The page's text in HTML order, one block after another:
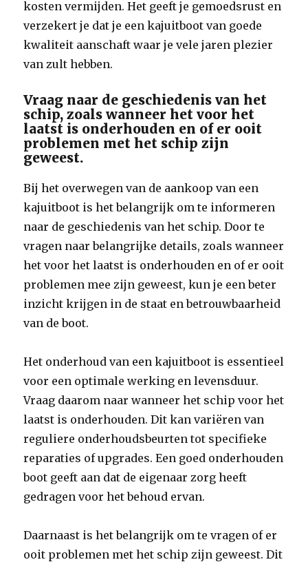
kosten vermijden. Het geeft je gemoedsrust en
verzekert je dat je een kajuitboot van goede
kwaliteit aanschaft waar je vele jaren plezier
van zult hebben.
Vraag naar de geschiedenis van het
schip, zoals wanneer het voor het
laatst is onderhouden en of er ooit
problemen met het schip zijn
geweest.
Bij het overwegen van de aankoop van een
kajuitboot is het belangrijk om te informeren
naar de geschiedenis van het schip. Door te
vragen naar belangrijke details, zoals wanneer
het voor het laatst is onderhouden en of er ooit
problemen mee zijn geweest, kun je een beter
inzicht krijgen in de staat en betrouwbaarheid
van de boot.
Het onderhoud van een kajuitboot is essentieel
voor een optimale werking en levensduur.
Vraag daarom naar wanneer het schip voor het
laatst is onderhouden. Dit kan variëren van
reguliere onderhoudsbeurten tot specifieke
reparaties of upgrades. Een goed onderhouden
boot geeft aan dat de eigenaar zorg heeft
gedragen voor het behoud ervan.
Daarnaast is het belangrijk om te vragen of er
ooit problemen met het schip zijn geweest. Dit